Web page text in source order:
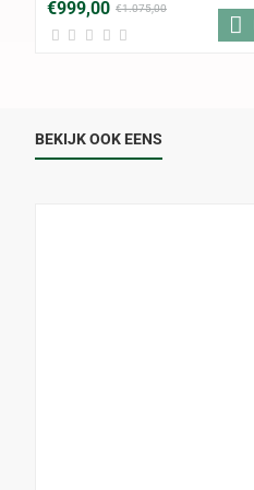
€999,00 €1.075,00
BEKIJK OOK EENS